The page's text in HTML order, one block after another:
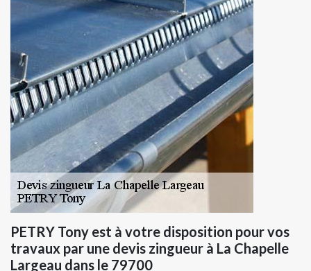
PETRY Tony est à votre disposition pour vos
travaux par une devis zingueur à La Chapelle
Largeau dans le 79700